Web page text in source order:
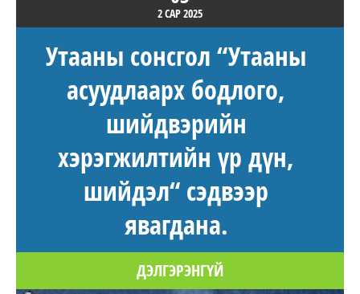
2 САР2025
Утааны сонсгол “Утааны
асуудлаарх бодлого,
шийдвэрийн
хэрэгжилтийн үр дүн,
шийдэл“ сэдвээр
явагдана.
ДЭЛГЭРЭНГҮЙ